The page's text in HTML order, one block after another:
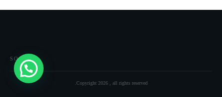
SOCIAL
Copyright 2026 , all rights reserved.